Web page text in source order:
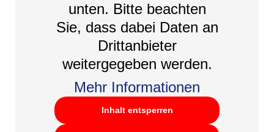
unten. Bitte beachten
Sie, dass dabei Daten an
Drittanbieter
weitergegeben werden.
Mehr Informationen
Inhalt entsperren